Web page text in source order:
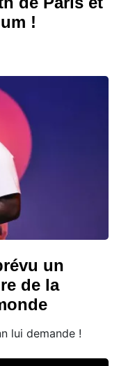
!
un
de la
lui demande !